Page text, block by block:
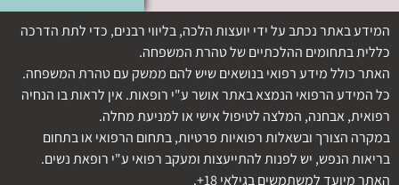
המידע באתר נכתב על ידי יועצות הלכה, בליווי רבנים, כדי לתת הדרכה
כללית בתחומים ההלכתיים של טהרת המשפחה.
האתר כולל מידע רפואי בנושאים שיש להם ממשק עם טהרת המשפחה.
כל המידע הרפואי הנמצא באתר אושר ע"י רופאות. אין לראות בו הנחיה
רפואית, אבחנה, המלצה לטיפול אישי או למניעת מחלה.
במקרה הצורך ובשאלות רפואיות פרטיות, בתחום הרפואי או בתחום
בריאות הנפש, יש לפנות להתייעצות ומעקב רפואי ע"י רופאת נשים.
האתר מיועד למשתמשים בגילאי 18+.